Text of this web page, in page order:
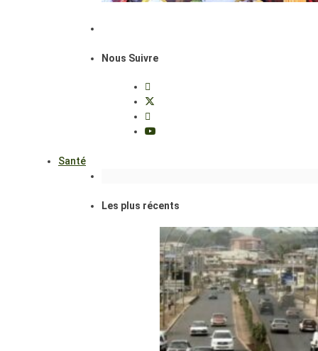
Nous Suivre
Santé
Les plus récents